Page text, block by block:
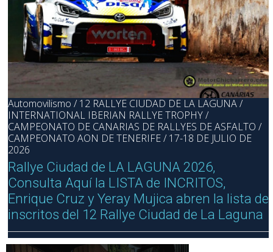
Automovilismo / 12 RALLYE CIUDAD DE LA LAGUNA /
INTERNATIONAL IBERIAN RALLYE TROPHY /
CAMPEONATO DE CANARIAS DE RALLYES DE ASFALTO /
CAMPEONATO AON DE TENERIFE / 17-18 DE JULIO DE
2026
Rallye Ciudad de LA LAGUNA 2026,
Consulta Aquí la LISTA de INCRITOS,
Enrique Cruz y Yeray Mujica abren la lista de
inscritos del 12 Rallye Ciudad de La Laguna